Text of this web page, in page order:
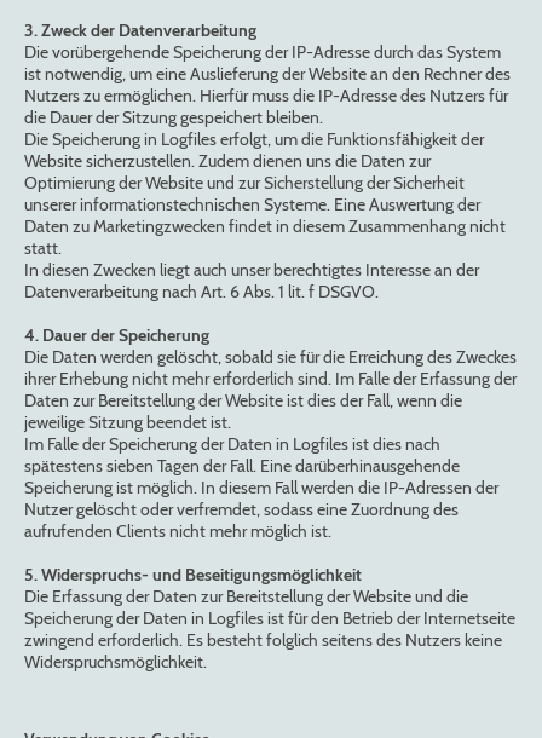
3. Zweck der Datenverarbeitung
Die vorübergehende Speicherung der IP-Adresse durch das System
ist notwendig, um eine Auslieferung der Website an den Rechner des
Nutzers zu ermöglichen. Hierfür muss die IP-Adresse des Nutzers für
die Dauer der Sitzung gespeichert bleiben.
Die Speicherung in Logfiles erfolgt, um die Funktionsfähigkeit der
Website sicherzustellen. Zudem dienen uns die Daten zur
Optimierung der Website und zur Sicherstellung der Sicherheit
unserer informationstechnischen Systeme. Eine Auswertung der
Daten zu Marketingzwecken findet in diesem Zusammenhang nicht
statt.
In diesen Zwecken liegt auch unser berechtigtes Interesse an der
Datenverarbeitung nach Art. 6 Abs. 1 lit. f DSGVO.
4. Dauer der Speicherung
Die Daten werden gelöscht, sobald sie für die Erreichung des Zweckes
ihrer Erhebung nicht mehr erforderlich sind. Im Falle der Erfassung der
Daten zur Bereitstellung der Website ist dies der Fall, wenn die
jeweilige Sitzung beendet ist.
Im Falle der Speicherung der Daten in Logfiles ist dies nach
spätestens sieben Tagen der Fall. Eine darüberhinausgehende
Speicherung ist möglich. In diesem Fall werden die IP-Adressen der
Nutzer gelöscht oder verfremdet, sodass eine Zuordnung des
aufrufenden Clients nicht mehr möglich ist.
5. Widerspruchs- und Beseitigungsmöglichkeit
Die Erfassung der Daten zur Bereitstellung der Website und die
Speicherung der Daten in Logfiles ist für den Betrieb der Internetseite
zwingend erforderlich. Es besteht folglich seitens des Nutzers keine
Widerspruchsmöglichkeit.